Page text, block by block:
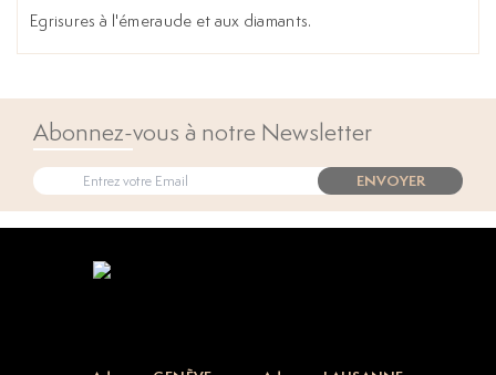
Egrisures à l'émeraude et aux diamants.
Abonnez-vous à notre Newsletter
ENVOYER